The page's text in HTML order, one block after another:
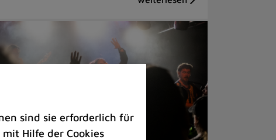
sind sie erforderlich für
Hilfe der Cookies